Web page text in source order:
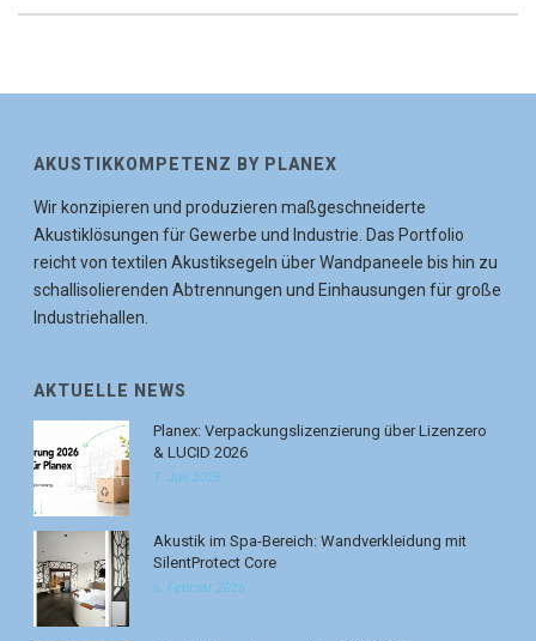
AKUSTIKKOMPETENZ BY PLANEX
Wir konzipieren und produzieren maßgeschneiderte
Akustiklösungen für Gewerbe und Industrie. Das Portfolio
reicht von textilen Akustiksegeln über Wandpaneele bis hin zu
schallisolierenden Abtrennungen und Einhausungen für große
Industriehallen.
AKTUELLE NEWS
Planex: Verpackungslizenzierung über Lizenzero
& LUCID 2026
7. Juli 2026
Akustik im Spa-Bereich: Wandverkleidung mit
SilentProtect Core
6. Februar 2026